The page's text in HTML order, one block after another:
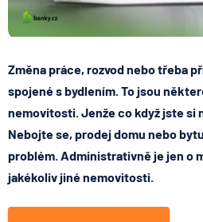
Změna práce, rozvod nebo třeba
spojené s bydlením. To jsou
nemovitosti. Jenže co když jste si
Nebojte se, prodej domu nebo
problém. Administrativně je jen o
jakékoliv jiné nemovitosti.